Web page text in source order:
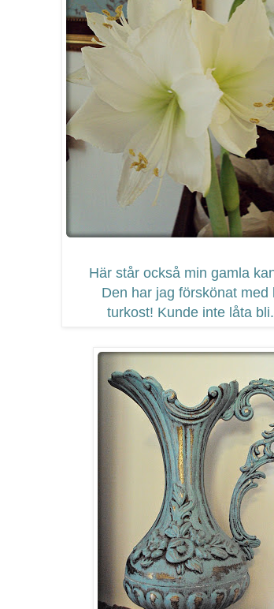
Här står också min gamla
Den har jag förskönat med
turkost! Kunde inte låta